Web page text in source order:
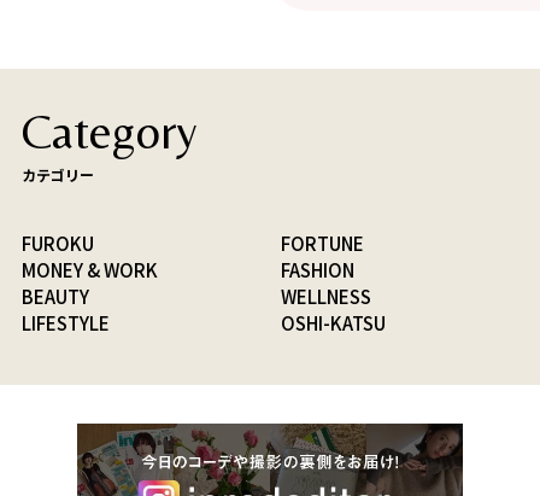
Category
カテゴリー
FUROKU
FORTUNE
MONEY & WORK
FASHION
BEAUTY
WELLNESS
LIFESTYLE
OSHI-KATSU